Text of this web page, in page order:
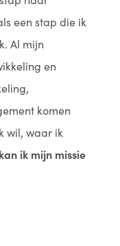
een stap die ik
Al mijn
en
komen
wil, waar ik
ik mijn missie